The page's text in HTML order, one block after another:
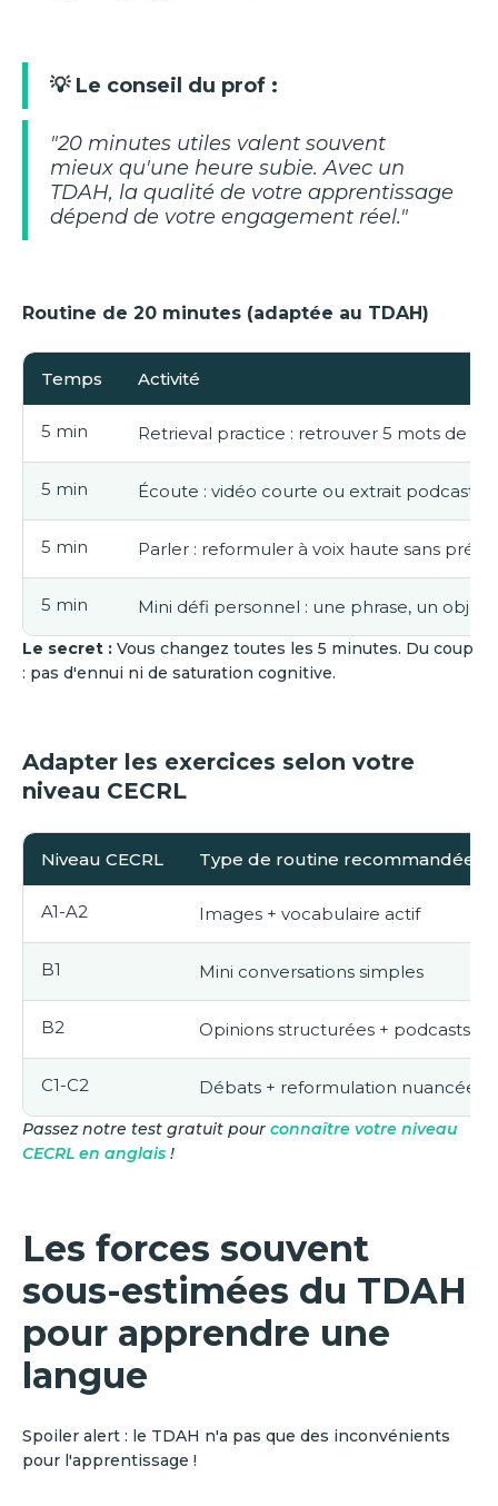
💡 Le conseil du prof :
"20 minutes utiles valent souvent
mieux qu'une heure subie. Avec un
TDAH, la qualité de votre apprentissage
dépend de votre engagement réel."
Routine de 20 minutes (adaptée au TDAH)
Temps Activité
5 min Retrieval practice : retrouver 5 mots de
5 min Écoute : vidéo courte ou extrait podcast
5 min Parler : reformuler à voix haute sans
5 min Mini défi personnel : une phrase, un
Le secret : Vous changez toutes les 5 minutes. Du coup
: pas d'ennui ni de saturation cognitive.
Adapter les exercices selon votre
niveau CECRL
Niveau CECRL Type de routine recommandée
A1-A2 Images + vocabulaire actif
B1 Mini conversations simples
B2 Opinions structurées + podcasts
C1-C2 Débats + reformulation nuancée
Passez notre test gratuit pour connaître votre niveau
CECRL en anglais !
Les forces souvent
sous-estimées du TDAH
pour apprendre une
langue
Spoiler alert : le TDAH n'a pas que des inconvénients
pour l'apprentissage !